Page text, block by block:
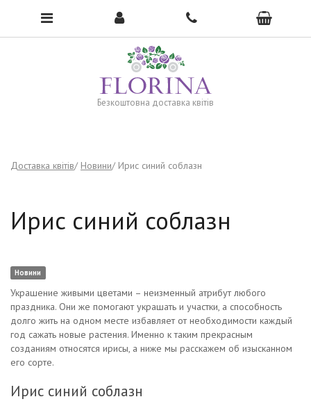
Безкоштовна доставка квітів
To open the menu, click here →
Доставка квітів Новини Ирис синий соблазн
Ирис синий соблазн
Новини
Украшение живыми цветами – неизменный атрибут любого
праздника. Они же помогают украшать и участки, а способность
долго жить на одном месте избавляет от необходимости каждый
год сажать новые растения. Именно к таким прекрасным
созданиям относятся ирисы, а ниже мы расскажем об изысканном
его сорте.
Ирис синий соблазн